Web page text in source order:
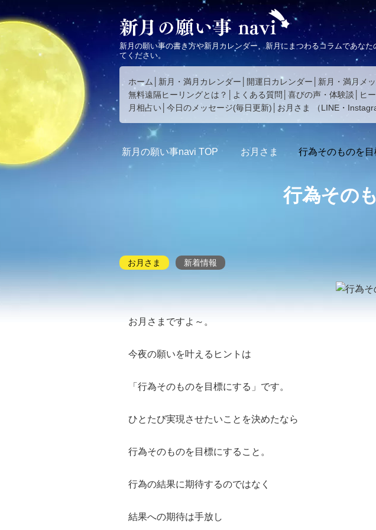
新月の願い事の書き方や新月カレンダー、新月にまつわるコラムであな
てください。
ホーム 新月・満月カレンダー 開運日カレンダー 新月・満月メ
無料遠隔ヒーリングとは？
よくある質問 喜びの声・体験談 ヒ
月相占い 今日のメッセージ(毎日更新) お月さま （LINE ・
新月の願い事navi TOP お月さま 行為そのものを目
行為その
お月さま 新着情報
お月さまですよ～。
今夜の願いを叶えるヒントは
「行為そのものを目標にする」です。
ひとたび実現させたいことを決めたなら
行為そのものを目標にすること。
行為の結果に期待するのではなく
結果への期待は手放し